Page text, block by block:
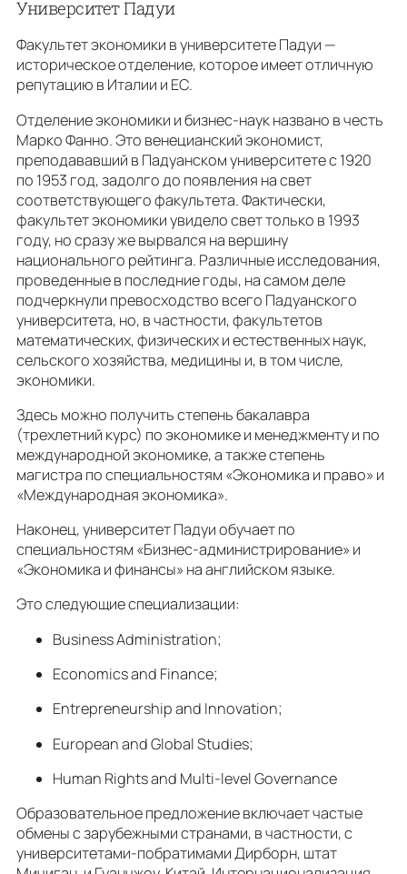
Университет Падуи
Факультет экономики в университете Падуи —
историческое отделение, которое имеет отличную
репутацию в Италии и ЕС.
Отделение экономики и бизнес-наук названо в честь
Марко Фанно. Это венецианский экономист,
преподававший в Падуанском университете с 1920
по 1953 год, задолго до появления на свет
соответствующего факультета. Фактически,
факультет экономики увидело свет только в 1993
году, но сразу же вырвался на вершину
национального рейтинга. Различные исследования,
проведенные в последние годы, на самом деле
подчеркнули превосходство всего Падуанского
университета, но, в частности, факультетов
математических, физических и естественных наук,
сельского хозяйства, медицины и, в том числе,
экономики.
Здесь можно получить степень бакалавра
(трехлетний курс) по экономике и менеджменту и по
международной экономике, а также степень
магистра по специальностям «Экономика и право» и
«Международная экономика».
Наконец, университет Падуи обучает по
специальностям «Бизнес-администрирование» и
«Экономика и финансы» на английском языке.
Это следующие специализации:
Business Administration;
Economics and Finance;
Entrepreneurship and Innovation;
European and Global Studies;
Human Rights and Multi-level Governance
Образовательное предложение включает частые
обмены с зарубежными странами, в частности, с
университетами-побратимами Дирборн, штат